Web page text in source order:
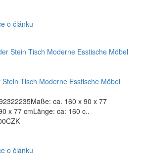
o článku
Tisch Moderne Esstische Möbel
ca. 160 x 90 x 77
x 77 cmLänge: ca: 160 c..
o článku